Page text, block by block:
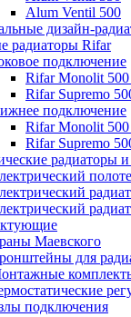
Alum Ventil 500
дизайн-
радиаторы Rifar
подключение
Rifar Monolit
Rifar Supremo
подключение
Rifar Monolit
Rifar Supremo
радиаторы
Маевского
для
подключения